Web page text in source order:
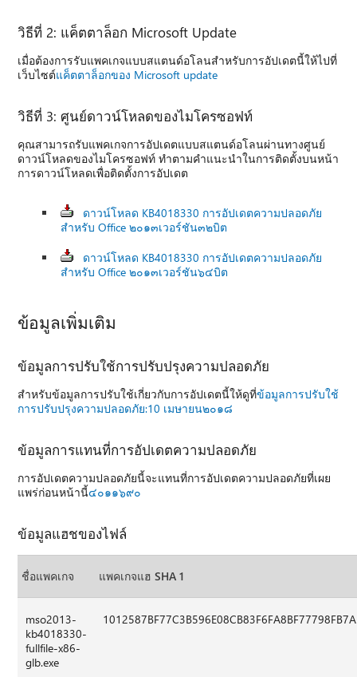
วิธีที่ 2: แค็ตตาล็อก Microsoft Update
เมื่อต้องการรับแพคเกจแบบสแตนด์อโลนสำหรับการอัปเดตนี้ให้ไปที่
เว็บไซต์แค็ตตาล็อกของ Microsoft update
วิธีที่ 3: ศูนย์ดาวน์โหลดของไมโครซอฟท์
คุณสามารถรับแพคเกจการอัปเดตแบบสแตนด์อโลนผ่านทางศูนย์
ดาวน์โหลดของไมโครซอฟท์ ทำตามคำแนะนำในการติดตั้งบนหน้า
การดาวน์โหลดเพื่อติดตั้งการอัปเดต
ดาวน์โหลด KB4018330 การอัปเดตความปลอดภัย
สำหรับ Office ๒๐๑๓เวอร์ชัน๓๒บิต
ดาวน์โหลด KB4018330 การอัปเดตความปลอดภัย
สำหรับ Office ๒๐๑๓เวอร์ชัน๖๔บิต
ข้อมูลเพิ่มเติม
ข้อมูลการปรับใช้การปรับปรุงความปลอดภัย
สำหรับข้อมูลการปรับใช้เกี่ยวกับการอัปเดตนี้ให้ดูที่ข้อมูลการปรับใช้
การปรับปรุงความปลอดภัย:10 เมษายน๒๐๑๘
ข้อมูลการแทนที่การอัปเดตความปลอดภัย
การอัปเดตความปลอดภัยนี้จะแทนที่การอัปเดตความปลอดภัยที่เผย
แพร่ก่อนหน้านี้๔๐๑๑๖๙๐
ข้อมูลแฮชของไฟล์
ชื่อแพคเกจ แพคเกจแฮ SHA 1
mso2013-
kb4018330-
fullfile-x86-
glb.exe
1012587BF77C3B596E08CB83F6FA8BF77798FB7A